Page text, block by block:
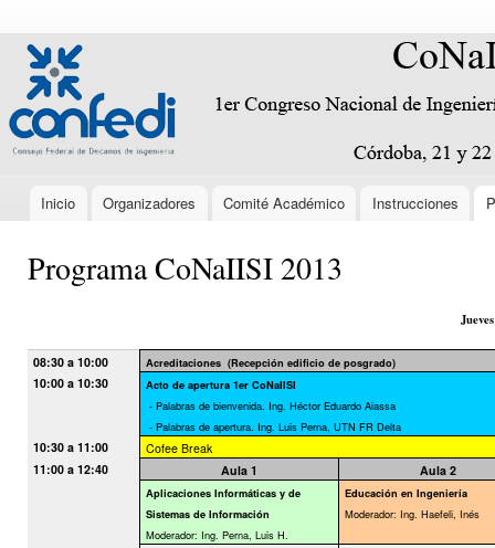
conaiisi.frc.utn.edu.ar
Menú principal
Inicio Organizadores Comité Académico Instrucciones
Programa CoNaIISI 2013
08:30 a 10:00 Acreditaciones (Recepción edificio de posgrado)
10:00 a 10:30 Acto de apertura 1er CoNaIISI
- Palabras de bienvenida. Ing. Héctor Eduardo Aiassa
- Palabras de apertura. Ing. Luis Perna, UTN FR Delta
10:30 a 11:00
Cofee Break
11:00 a 12:40
Aula 1 Aula 2
Aplicaciones Informáticas y de
Sistemas de Información
Moderador: Ing. Perna, Luis H.
Educación en Ingeniería
Moderador: Ing. Haefeli, Inés